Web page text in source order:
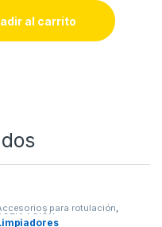
al carrito
para rotulación,